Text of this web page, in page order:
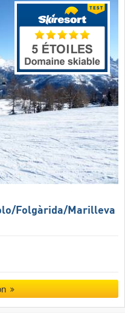
​Folgàrida/​Marilleva